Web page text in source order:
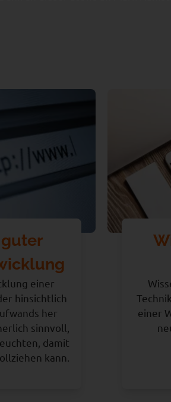
guter
einer
hinsichtlich
her
sinnvoll,
damit
kann.
einer